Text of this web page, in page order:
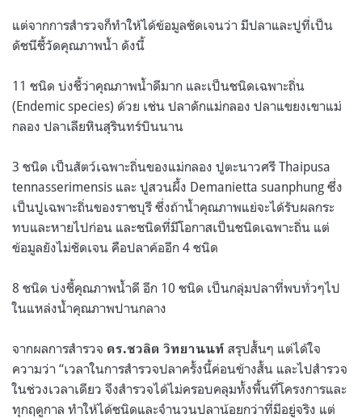
แต่จากการสำรวจก็ทำให้ได้ข้อมูลชัดเจนว่า มีปลาและปูที่เป็น
ดัชนีชี้วัดคุณภาพน้ำ ดังนี้
11 ชนิด บ่งชี้ว่าคุณภาพน้ำดีมาก และเป็นชนิดเฉพาะถิ่น
(Endemic species) ด้วย เช่น ปลาดักแม่กลอง ปลาแขยงเขาแม่
กลอง ปลาเลียหินสุรินทร์บินนาน
3 ชนิด เป็นสัตว์เฉพาะถิ่นของแม่กลอง ปูตะนาวศรี Thaipusa
tennasserimensis และ ปูสวนผึ้ง Demanietta suanphung ซึ่ง
เป็นปูเฉพาะถิ่นของราชบุรี ซึ่งถ้าน้ำคุณภาพแย่จะได้รับผลกระ
ทบและหายไปก่อน และชนิดที่มีโอกาสเป็นชนิดเฉพาะถิ่น แต่
ข้อมูลยังไม่ชัดเจน คือปลาค้ออีก 4 ชนิด
8 ชนิด บ่งชี้คุณภาพน้ำดี อีก 10 ชนิด เป็นกลุ่มปลาที่พบทั่วๆไป
ในแหล่งน้ำคุณภาพปานกลาง
จากผลการสำรวจ ดร.ชวลิต วิทยานนท์ สรุปสั้นๆ แต่ได้ใจ
ความว่า “เวลาในการสำรวจปลาครั้งนี้ค่อนข้างสั้น และไปสำรวจ
ในช่วงเวลาเดียว จึงสำรวจได้ไม่ครอบคลุมทั้งพื้นที่โครงการและ
ทุกฤดูกาล ทำให้ได้ชนิดและจำนวนปลาน้อยกว่าที่มีอยู่จริง แต่